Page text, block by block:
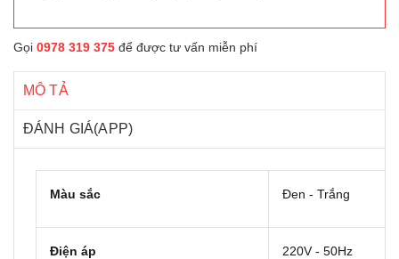
Gọi 0978 319 375 để được tư vấn miễn phí
MÔ TẢ
ĐÁNH GIÁ(APP)
Màu sắc Đen - Trắng
Điện áp 220V - 50Hz